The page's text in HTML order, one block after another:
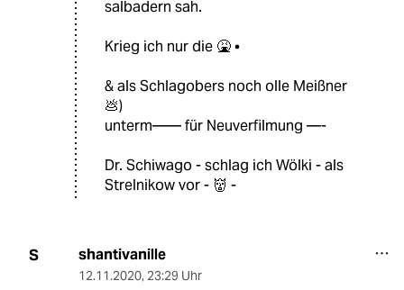
salbadern sah.
Krieg ich nur die 🤮 •
& als Schlagobers noch olle Meißner
💩)
unterm—— für Neuverfilmung —-
Dr. Schiwago - schlag ich Wölki - als
Strelnikow vor - 👹 -
S shantivanille
12.11.2020, 23:29 Uhr